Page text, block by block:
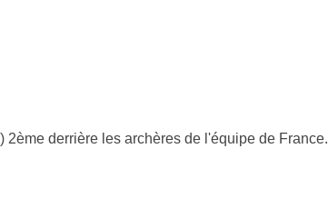
derrière les archères de l'équipe de France.